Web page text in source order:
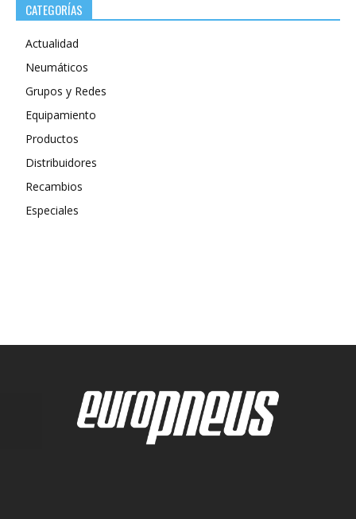
CATEGORÍAS
Actualidad
Neumáticos
Grupos y Redes
Equipamiento
Productos
Distribuidores
Recambios
Especiales